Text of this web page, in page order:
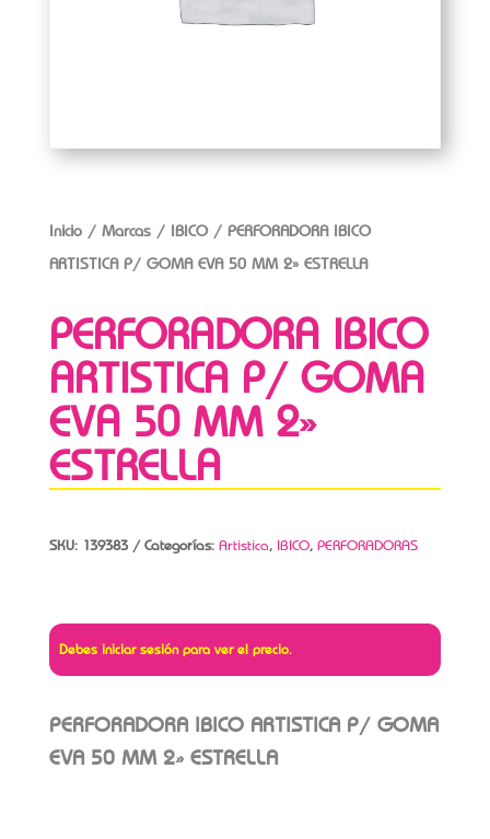
Inicio/ Marcas/ IBICO/ PERFORADORA IBICO
ARTISTICA P/ GOMA EVA 50 MM 2» ESTRELLA
PERFORADORA IBICO
ARTISTICA P/ GOMA
EVA 50 MM 2»
ESTRELLA
SKU: 139383 Categorías: Artistica, IBICO, PERFORADORAS
Debes iniciar sesión para ver el precio.
PERFORADORA IBICO ARTISTICA P/ GOMA
EVA 50 MM 2» ESTRELLA